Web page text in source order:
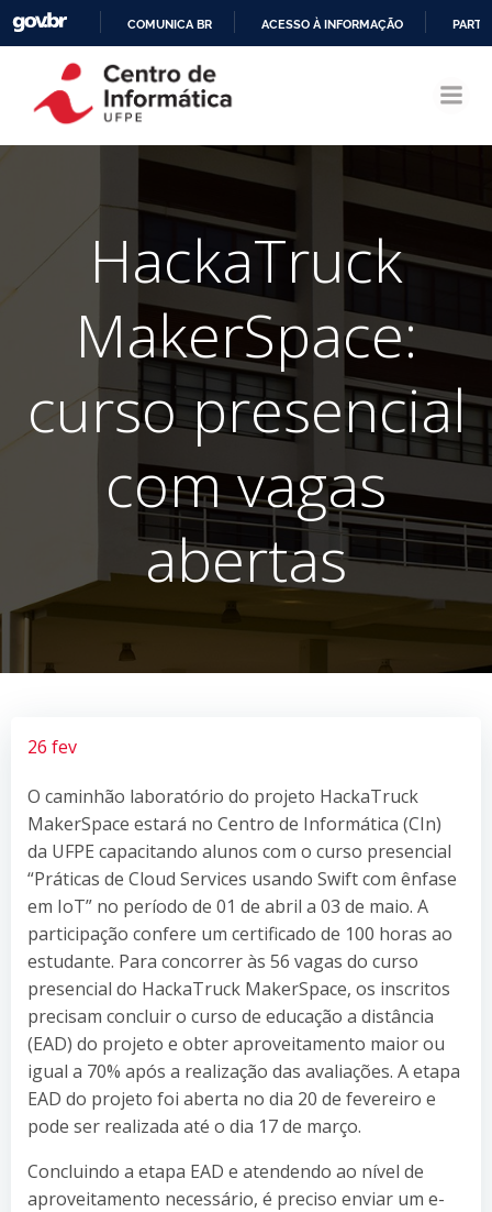
CONTEÚDO
COMUNICA BR ACESSO À INFORMAÇÃO
HackaTruck
MakerSpace:
curso presencial
com vagas
abertas
26 fev
O caminhão laboratório do projeto HackaTruck
MakerSpace estará no Centro de Informática (CIn)
da UFPE capacitando alunos com o curso presencial
“Práticas de Cloud Services usando Swift com ênfase
em IoT” no período de 01 de abril a 03 de maio. A
participação confere um certificado de 100 horas ao
estudante. Para concorrer às 56 vagas do curso
presencial do HackaTruck MakerSpace, os inscritos
precisam concluir o curso de educação a distância
(EAD) do projeto e obter aproveitamento maior ou
igual a 70% após a realização das avaliações. A etapa
EAD do projeto foi aberta no dia 20 de fevereiro e
pode ser realizada até o dia 17 de março.
Concluindo a etapa EAD e atendendo ao nível de
aproveitamento necessário, é preciso enviar um e-